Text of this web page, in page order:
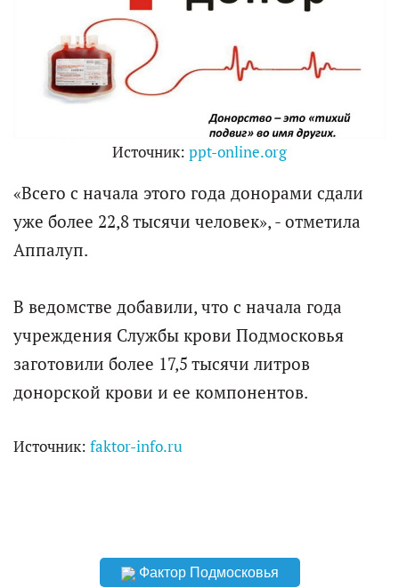
Источник: ppt-online.org
«Всего с начала этого года донорами сдали
уже более 22,8 тысячи человек», - отметила
Аппалуп.
В ведомстве добавили, что с начала года
учреждения Службы крови Подмосковья
заготовили более 17,5 тысячи литров
донорской крови и ее компонентов.
Источник: faktor-info.ru
Фактор Подмосковья